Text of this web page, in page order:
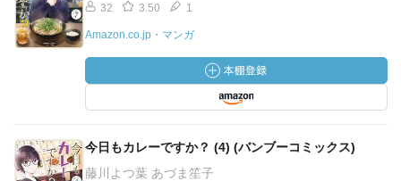
32 3.50 1
Amazon.co.jp・マンガ
今日もカレーですか？ (4) (バンブーコミックス)
藤川よつ葉 あづま笙子